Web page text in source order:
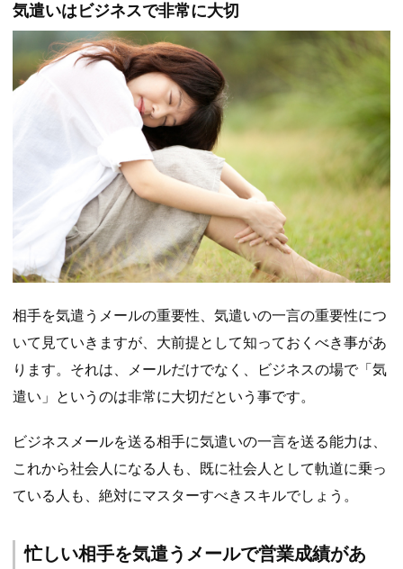
気遣いはビジネスで非常に大切
相手を気遣うメールの重要性、気遣いの一言の重要性につ
いて見ていきますが、大前提として知っておくべき事があ
ります。それは、メールだけでなく、ビジネスの場で「気
遣い」というのは非常に大切だという事です。
ビジネスメールを送る相手に気遣いの一言を送る能力は、
これから社会人になる人も、既に社会人として軌道に乗っ
ている人も、絶対にマスターすべきスキルでしょう。
忙しい相手を気遣うメールで営業成績があ